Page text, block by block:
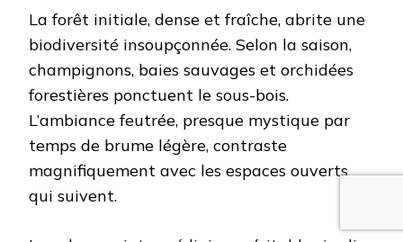
La forêt initiale, dense et fraîche, abrite une
biodiversité insoupçonnée. Selon la saison,
champignons, baies sauvages et orchidées
forestières ponctuent le sous-bois.
L’ambiance feutrée, presque mystique par
temps de brume légère, contraste
magnifiquement avec les espaces ouverts
qui suivent.